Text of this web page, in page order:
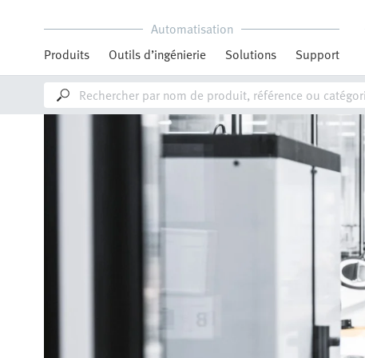
Automatisation
Produits
Outils d’ingénierie Solutions Support